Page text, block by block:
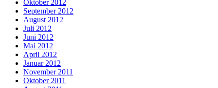
Oktober 2012
September 2012
August 2012
Juli 2012
Juni 2012
Mai 2012
April 2012
Januar 2012
November 2011
Oktober 2011